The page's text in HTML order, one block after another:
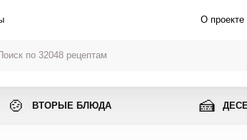
О проекте
🍲 ВТОРЫЕ БЛЮДА 🍰